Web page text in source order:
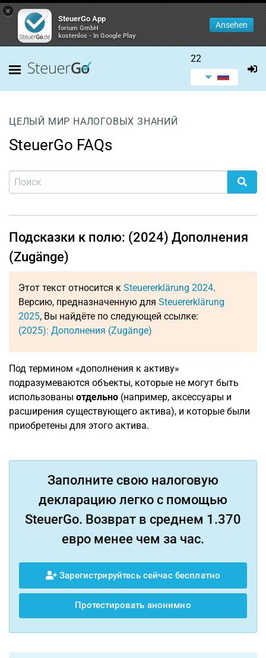
×
SteuerGo App
forium GmbH
kostenlos - In Google Play
Ansehen
22
ЦЕЛЫЙ МИР НАЛОГОВЫХ ЗНАНИЙ
SteuerGo FAQs
Подсказки к полю: (2024) Дополнения
(Zugänge)
Этот текст относится к Steuererklärung 2024.
Версию, предназначенную для Steuererklärung
2025, Вы найдёте по следующей ссылке:
(2025): Дополнения (Zugänge)
Под термином «дополнения к активу»
подразумеваются объекты, которые не могут быть
использованы отдельно (например, аксессуары и
расширения существующего актива), и которые были
приобретены для этого актива.
Заполните свою налоговую
декларацию легко с помощью
SteuerGo. Возврат в среднем 1.370
евро менее чем за час.
Зарегистрируйтесь сейчас бесплатно
Протестировать анонимно